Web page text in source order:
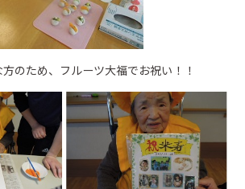
のため、フルーツ大福でお祝い！！